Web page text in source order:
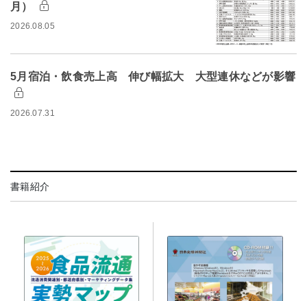
月）
2026.08.05
5月宿泊・飲食売上高 伸び幅拡大 大型連休などが影響
2026.07.31
書籍紹介